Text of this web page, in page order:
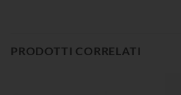
PRODOTTI CORRELATI